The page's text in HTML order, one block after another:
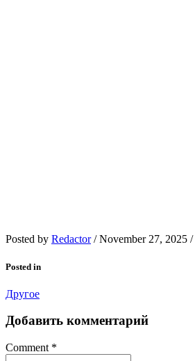
Posted by Redactor / November 27, 2025 /
Posted in
Другое
Добавить комментарий
Comment *